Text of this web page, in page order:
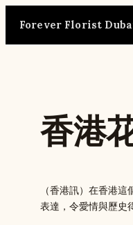
Forever Florist
香港
（香港訊）在香港
表達，令愛情與歷史